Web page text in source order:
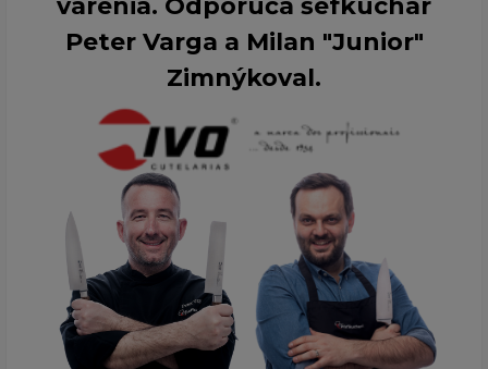
Peter Varga a Milan "Junior"
Zimnýkoval.